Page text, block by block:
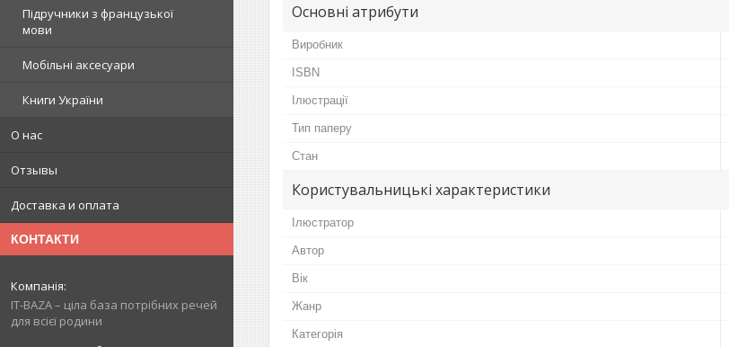
Підручники з французької
мови
Мобільні аксесуари
Книги України
О нас
Отзывы
Доставка и оплата
КОНТАКТИ
IT-BAZA – ціла база потрібних речей
для всієї родини
Основні атрибути
Виробник
ISBN
Ілюстрації
Тип паперу
Стан
Користувальницькі характеристики
Ілюстратор
Автор
Вік
Жанр
Категорія